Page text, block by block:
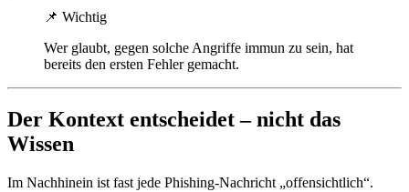
📌 Wichtig
Wer glaubt, gegen solche Angriffe immun zu sein, hat
bereits den ersten Fehler gemacht.
Der Kontext entscheidet – nicht das
Wissen
Im Nachhinein ist fast jede Phishing-Nachricht „offensichtlich“.